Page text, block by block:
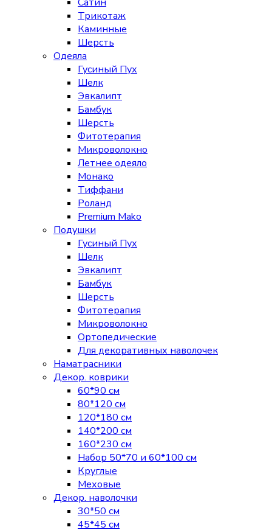
Трикотаж
Каминные
Шерсть
Одеяла
Гусиный Пух
Шелк
Эвкалипт
Бамбук
Шерсть
Фитотерапия
Микроволокно
Летнее одеяло
Монако
Тиффани
Роланд
Premium Mako
Подушки
Гусиный Пух
Шелк
Эвкалипт
Бамбук
Шерсть
Фитотерапия
Микроволокно
Ортопедические
Для декоративных наволочек
Наматрасники
Декор. коврики
60*90 см
80*120 см
120*180 см
140*200 см
160*230 см
Набор 50*70 и 60*100 см
Круглые
Меховые
Декор. наволочки
30*50 см
45*45 см